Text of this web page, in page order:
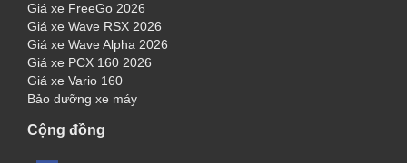
Giá xe FreeGo 2026
Giá xe Wave RSX 2026
Giá xe Wave Alpha 2026
Giá xe PCX 160 2026
Giá xe Vario 160
Bảo dưỡng xe máy
Cộng đồng